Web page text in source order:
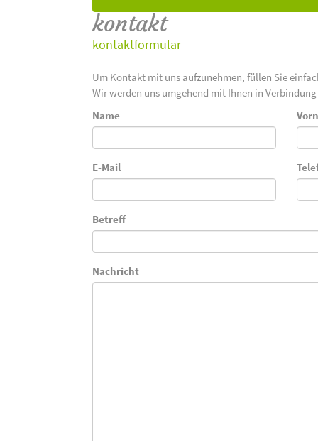
kontakt
kontaktformular
Um Kontakt mit uns aufzunehmen, füllen Sie
Wir werden uns umgehend mit Ihnen in
Name
E-Mail
Betreff
Nachricht